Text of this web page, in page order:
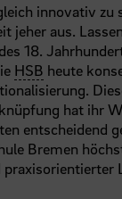
innovativ zu
jeher aus.
18.
HSB heute
hat ihr
entscheidend
Bremen